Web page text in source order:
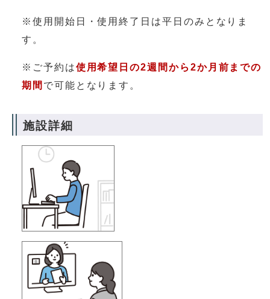
※使用開始日・使用終了日は平日のみとなりま
す。
※ご予約は使用希望日の2週間から2か月前までの
期間 で可能となります。
施設詳細